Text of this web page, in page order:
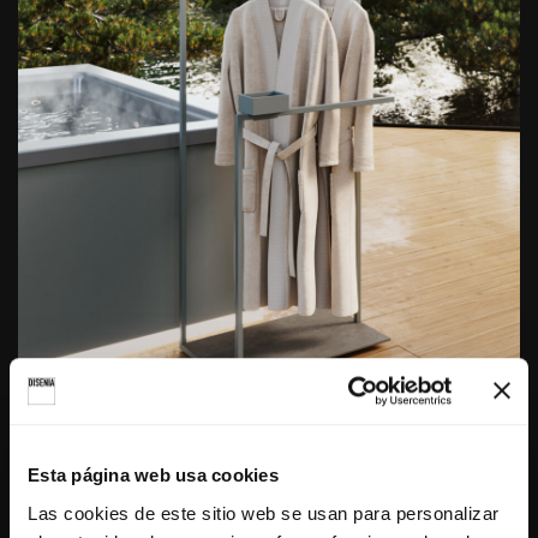
Esta página web usa cookies
Las cookies de este sitio web se usan para personalizar